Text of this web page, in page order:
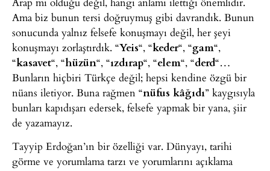
Ama biz bunun tersi doğruymuş gibi davrandık. Bunun
sonucunda yalnız felsefe konuşmayı değil, her şeyi
konuşmayı zorlaştırdık. “Yeis“, “keder“, “gam“,
“kasavet“, “hüzün“, “ızdırap“, “elem“, “derd“…
Bunların hiçbiri Türkçe değil; hepsi kendine özgü bir
nüans iletiyor. Buna rağmen “nüfus kâğıdı” kaygısıyla
bunları kapıdışarı edersek, felsefe yapmak bir yana, şiir
de yazamayız.
Tayyip Erdoğan’ın bir özelliği var. Dünyayı, tarihi
görme ve yorumlama tarzı ve yorumlarını açıklama